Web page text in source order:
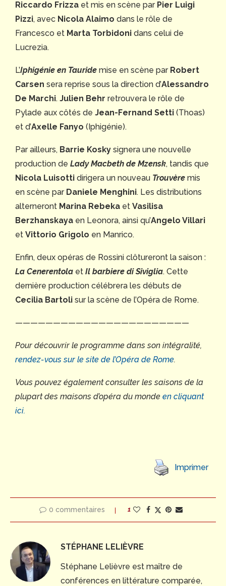
Riccardo Frizza et mis en scène par Pier Luigi
Pizzi, avec Nicola Alaimo dans le rôle de
Francesco et Marta Torbidoni dans celui de
Lucrezia.
L’Iphigénie en Tauride mise en scène par Robert
Carsen sera reprise sous la direction d’Alessandro
De Marchi. Julien Behr retrouvera le rôle de
Pylade aux côtés de Jean-Fernand Setti (Thoas)
et d’Axelle Fanyo (Iphigénie).
Par ailleurs, Barrie Kosky signera une nouvelle
production de Lady Macbeth de Mzensk, tandis que
Nicola Luisotti dirigera un nouveau Trouvère mis
en scène par Daniele Menghini. Les distributions
alterneront Marina Rebeka et Vasilisa
Berzhanskaya en Leonora, ainsi qu’Angelo Villari
et Vittorio Grigolo en Manrico.
Enfin, deux opéras de Rossini clôtureront la saison :
La Cenerentola et Il barbiere di Siviglia. Cette
dernière production célébrera les débuts de
Cecilia Bartoli sur la scène de l’Opéra de Rome.
———————————————————————
Pour découvrir le programme dans son intégralité,
rendez-vous sur le site de l’Opéra de Rome.
Vous pouvez également consulter les saisons de la
plupart des maisons d’opéra du monde en cliquant
ici.
Imprimer
0 commentaires 1
STÉPHANE LELIÈVRE
Stéphane Lelièvre est maître de
conférences en littérature comparée,